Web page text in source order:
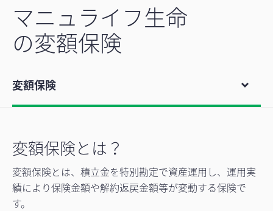
マニュライフ生命
の変額保険
変額保険
変額保険とは？
変額保険とは、積立金を特別勘定で資産運用し、運用実
績により保険金額や解約返戻金額等が変動する保険で
す。